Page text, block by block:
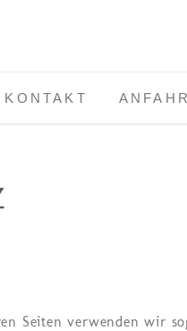
KONTAKT
Seiten verwenden wir